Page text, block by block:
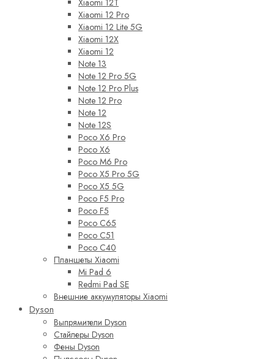
Xiaomi 12 Pro
Xiaomi 12 Lite 5G
Xiaomi 12X
Xiaomi 12
Note 13
Note 12 Pro 5G
Note 12 Pro Plus
Note 12 Pro
Note 12
Note 12S
Poco X6 Pro
Poco X6
Poco M6 Pro
Poco X5 Pro 5G
Poco X5 5G
Poco F5 Pro
Poco F5
Poco C65
Poco C51
Poco C40
Планшеты Xiaomi
Mi Pad 6
Redmi Pad SE
Внешние аккумуляторы Xiaomi
Dyson
Выпрямители Dyson
Стайлеры Dyson
Фены Dyson